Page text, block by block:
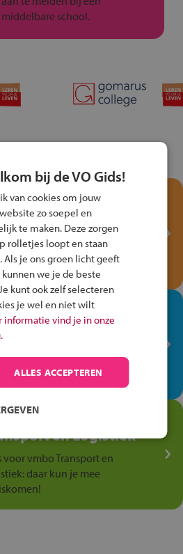
middelbare school.
je kennis met het
Veilig
het Fiets Veilig Verkeersspel
een Cortina-fiets!
winkel ben je op je
winkelvloer, waar elke dag
is!
talent in de
en Logistiek
voor vmbo Transport en
daar kun je mee
bij de VO Gids!
van cookies om jouw
zo soepel en
te maken. Deze zorgen
rolletjes loopt en staan
Als je ons groen licht geeft
we je de beste
kunt ook zelf selecteren
je wel en niet wilt
informatie vind je in onze
ALLES ACCEPTEREN